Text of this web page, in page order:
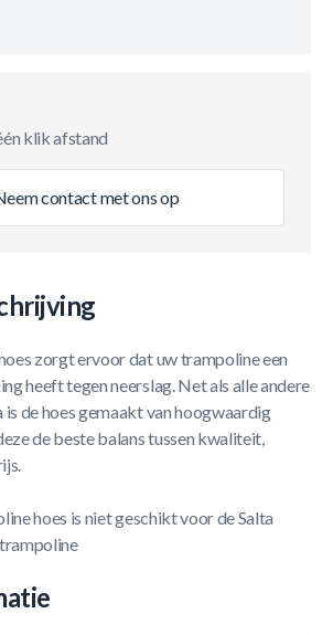
klik afstand
contact met ons op
zorgt ervoor dat uw trampoline een
heeft tegen neerslag. Net als alle andere
is de hoes gemaakt van hoogwaardig
de beste balans tussen kwaliteit,
hoes is niet geschikt voor de Salta